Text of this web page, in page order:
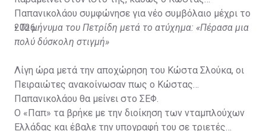
Παπανικολάου συμφώνησε για νέο συμβόλαιο μέχρι το
2026.
•Το μήνυμα του Πετρίδη μετά το ατύχημα: «Πέρασα μια
πολύ δύσκολη στιγμή»
Λίγη ώρα μετά την αποχώρηση του Κώστα Σλούκα, οι
Πειραιώτες ανακοίνωσαν πως ο Κώστας
Παπανικολάου θα μείνει στο ΣΕΦ.
Ο «Παπ» τα βρήκε με την διοίκηση των νταμπλούχων
Ελλάδας και έβαλε την υπογραφή του σε τριετές